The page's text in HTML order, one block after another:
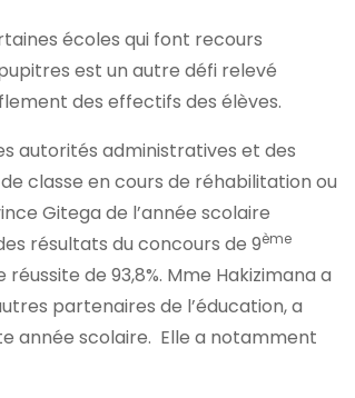
écoles qui font recours
est un autre défi relevé
des effectifs des élèves.
autorités administratives et des
classe en cours de réhabilitation ou
Gitega de l’année scolaire
résultats du concours de 9ème
de 93,8%. Mme Hakizimana a
partenaires de l’éducation, a
année scolaire. Elle a notamment